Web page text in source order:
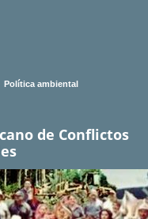
Política ambiental
de Conflictos